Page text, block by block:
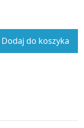
Dodaj do koszyka